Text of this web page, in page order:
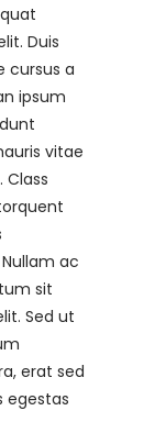
Duis
cursus a
ipsum
vitae
ac
sit
Sed ut
erat sed
egestas